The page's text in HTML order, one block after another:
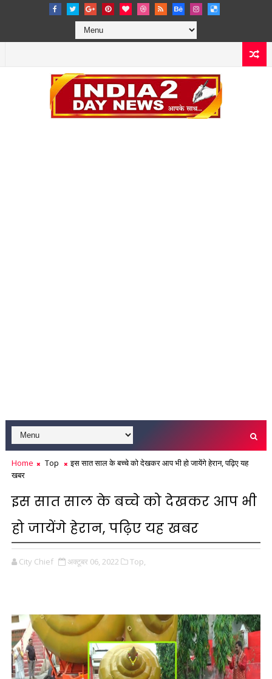
Home Top
इस सात साल के बच्चे को देखकर आप भी हो जायेंगे हेरान, पढ़िए यह
खबर
इस सात साल के बच्चे को देखकर आप भी
हो जायेंगे हेरान, पढ़िए यह खबर
City Chief अक्टूबर 06, 2022 Top,